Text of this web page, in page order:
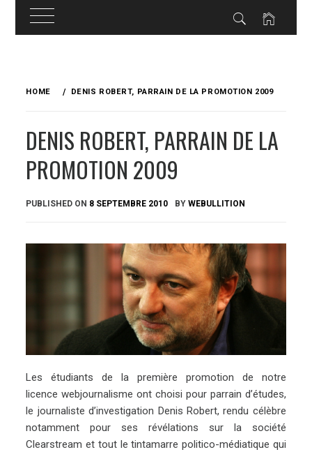
HOME DENIS ROBERT, PARRAIN DE LA PROMOTION 2009
DENIS ROBERT, PARRAIN DE LA
PROMOTION 2009
PUBLISHED ON 8 SEPTEMBRE 2010 BYWEBULLITION
Les étudiants de la première promotion de notre
licence webjournalisme ont choisi pour parrain d’études,
le journaliste d’investigation Denis Robert, rendu célèbre
notamment pour ses révélations sur la société
Clearstream et tout le tintamarre politico-médiatique qui